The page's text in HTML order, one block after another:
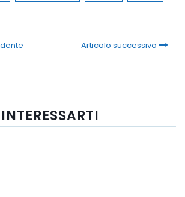
Articolo successivo